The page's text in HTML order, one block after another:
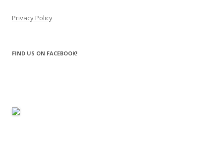
Privacy Policy
FIND US ON FACEBOOK!